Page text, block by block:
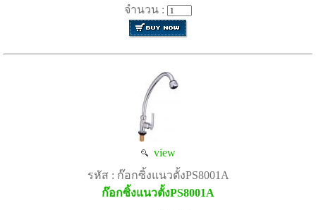
จำนวน :
view
รหัส : ก๊อกซิ้งแนวตั้งPS8001A
ก๊อกซิ้งแนวตั้งPS8001A